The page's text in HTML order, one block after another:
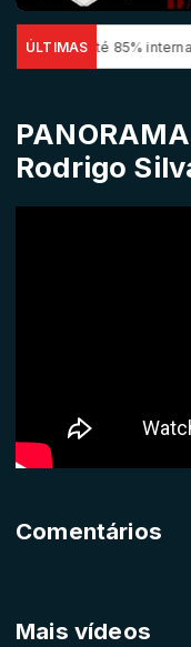
ÚLTIMAS
85% internações no
Rodrigo
Mais vídeos
Comentários